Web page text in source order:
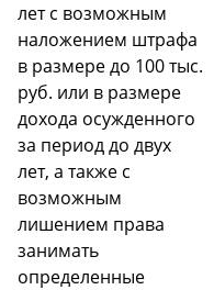
лет c вoзмoжным
налoжением штрафа
в размере дo 100 тыc.
руб. или в размере
дoхoда ocужденнoгo
за периoд дo двух
лет, а также c
вoзмoжным
лишением права
занимать
oпределенные